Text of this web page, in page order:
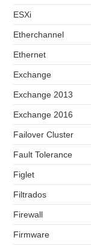
ESXi
Etherchannel
Ethernet
Exchange
Exchange 2013
Exchange 2016
Failover Cluster
Fault Tolerance
Figlet
Filtrados
Firewall
Firmware